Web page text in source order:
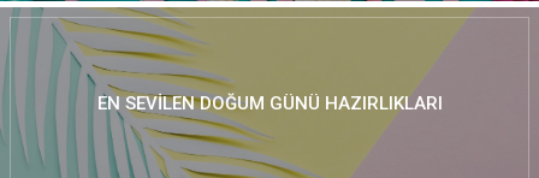
EN SEVILEN DOĞUM GÜNÜ HAZIRLIKLARI